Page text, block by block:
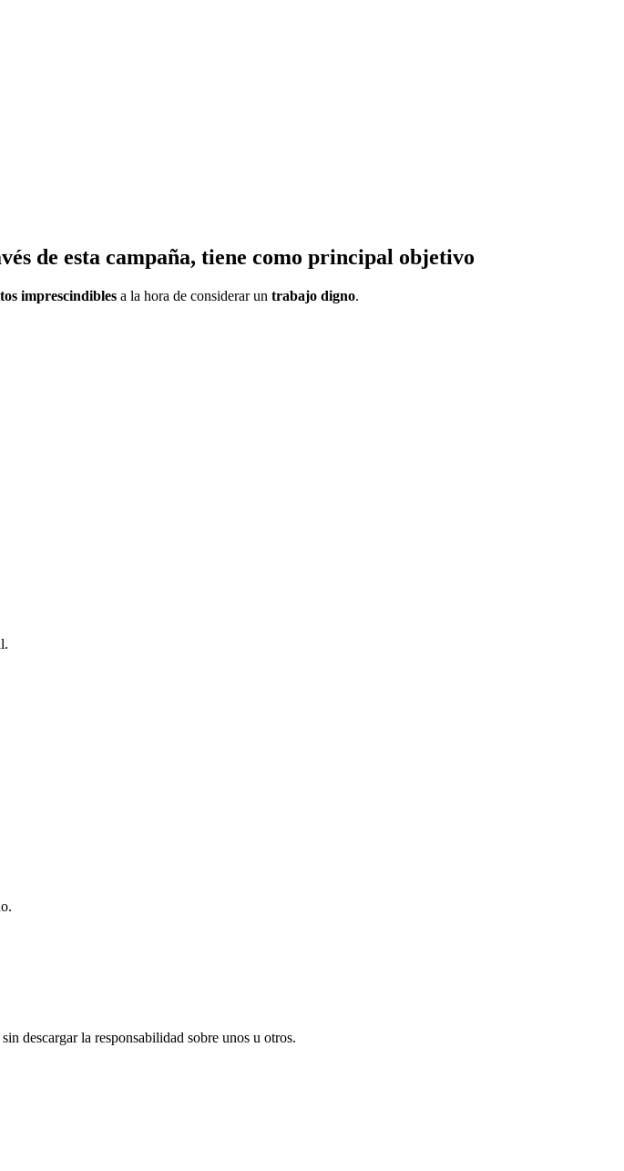
de esta campaña, tiene como principal objetivo
imprescindibles a la hora de considerar un trabajo digno.
descargar la responsabilidad sobre unos u otros.